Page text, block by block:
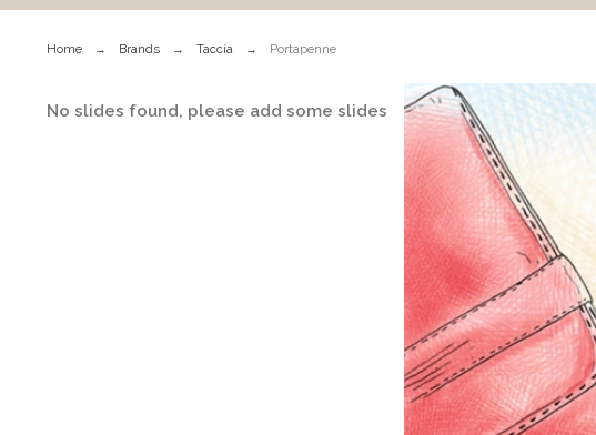
No slides found, please add some slides
Home Brands Taccia Portapenne